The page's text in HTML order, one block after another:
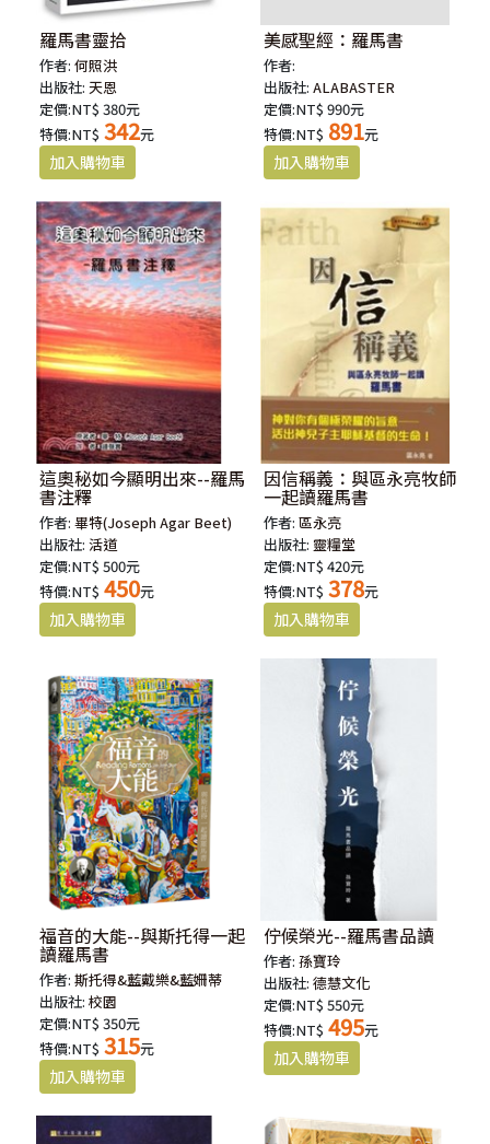
羅馬書靈拾
作者:何照洪
出版社:天恩
定價:NT$ 380元
特價:NT$ 342元
美感聖經：羅馬書
作者:
出版社:ALABASTER
定價:NT$ 990元
特價:NT$ 891元
這奧秘如今顯明出來--羅馬
書注釋
作者:畢特(Joseph Agar Beet)
出版社:活道
定價:NT$ 500元
特價:NT$ 450元
因信稱義：與區永亮牧師
一起讀羅馬書
作者:區永亮
出版社: 靈糧堂
定價:NT$ 420元
特價:NT$ 378元
福音的大能--與斯托得一起
讀羅馬書
作者:斯托得&藍戴樂&藍姍蒂
出版社:校園
定價:NT$ 350元
特價:NT$ 315元
佇候榮光--羅馬書品讀
作者:孫寶玲
出版社:德慧文化
定價:NT$ 550元
特價:NT$ 495元